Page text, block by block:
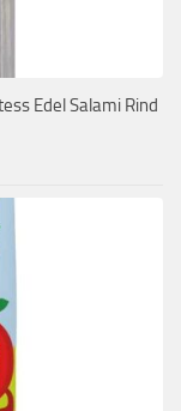
Edel Salami Rind